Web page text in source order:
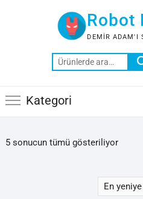
Robot
DEMIR ADAM'I
Ara:
Kategori
5 sonucun tümü gösteriliyorEn